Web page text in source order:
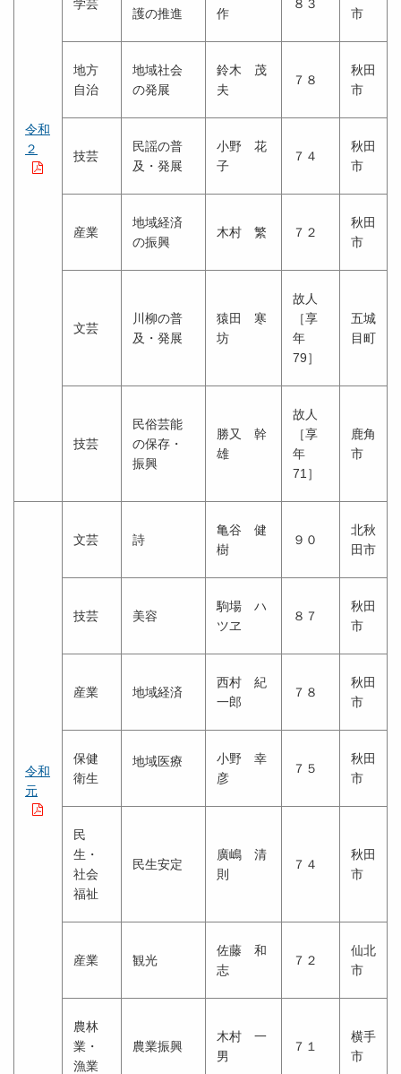
令和
２
学芸
護の推進
作
８３
市
地方
自治
地域社会
の発展
鈴木 茂
夫
７８
秋田
市
技芸
民謡の普
及・発展
小野 花
子
７４
秋田
市
産業
地域経済
の振興
木村 繁 ７２
秋田
市
文芸
川柳の普
及・発展
猿田 寒
坊
故人
［享
年
79］
五城
目町
技芸
民俗芸能
の保存・
振興
勝又 幹
雄
故人
［享
年
71］
鹿角
市
令和
元
文芸 詩
亀谷 健
樹
９０
北秋
田市
技芸 美容
駒場 ハ
ツヱ
８７
秋田
市
産業 地域経済
西村 紀
一郎
７８
秋田
市
保健
衛生
地域医療
小野 幸
彦
７５
秋田
市
民
生・
社会
福祉
民生安定
廣嶋 清
則
７４
秋田
市
産業 観光
佐藤 和
志
７２
仙北
市
農林
業・
漁業
農業振興
木村 一
男
７１
横手
市